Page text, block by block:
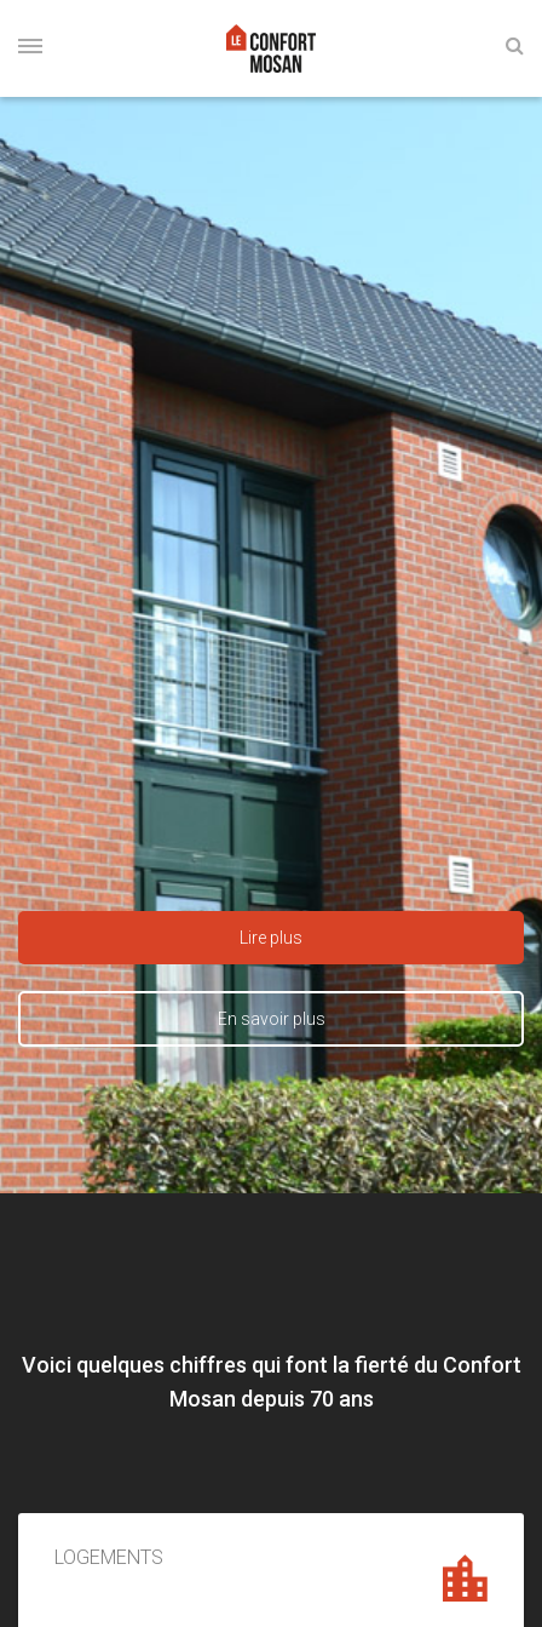
Lire plus
En savoir plus
Voici quelques chiffres qui font la fierté du Confort
Mosan depuis 70 ans
LOGEMENTS